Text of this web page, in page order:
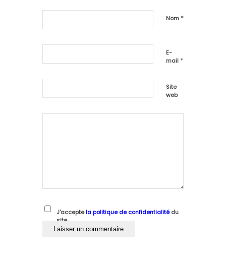
Nom *
E-
mail *
Site
web
J'acceptela politique de confidentialitédu
site